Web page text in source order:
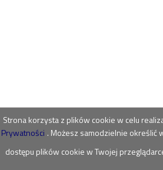
Strona korzysta z plików cookie w celu
Prywatności . Możesz samodzielnie określić
dostępu plików cookie w Twojej